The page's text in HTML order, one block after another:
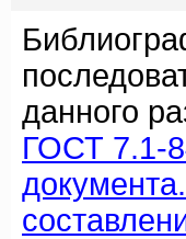
данного
ГОСТ 7.1-